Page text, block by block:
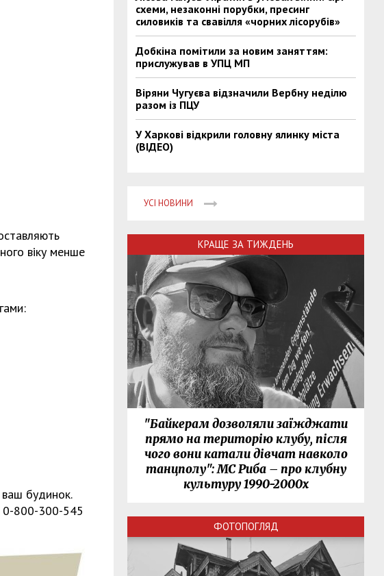
віку менше
будинок.
0-800-300-545
схеми, незаконні порубки, пресинг
силовиків та свавілля «чорних лісорубів»
Добкіна помітили за новим заняттям:
прислужував в УПЦ МП
Віряни Чугуєва відзначили Вербну неділю
разом із ПЦУ
У Харкові відкрили головну ялинку міста
(ВІДЕО)
УСІ НОВИНИ
КРАЩЕ ЗА ТИЖДЕНЬ
"Байкерам дозволяли заїжджати
прямо на територію клубу, після
чого вони катали дівчат навколо
танцполу": МС Риба – про клубну
культуру 1990-2000х
ФОТОПОГЛЯД